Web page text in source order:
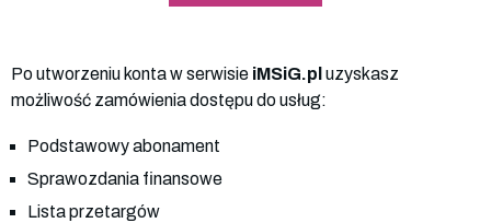
Po utworzeniu konta w serwisie iMSiG.pl uzyskasz
możliwość zamówienia dostępu do usług:
Podstawowy abonament
Sprawozdania finansowe
Lista przetargów